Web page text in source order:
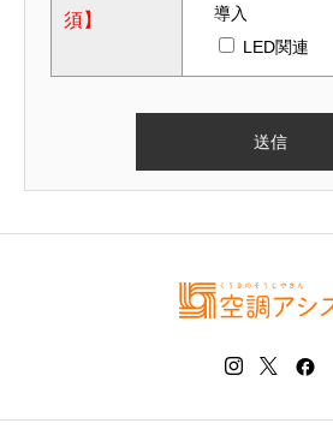
須】
導入
LED関連